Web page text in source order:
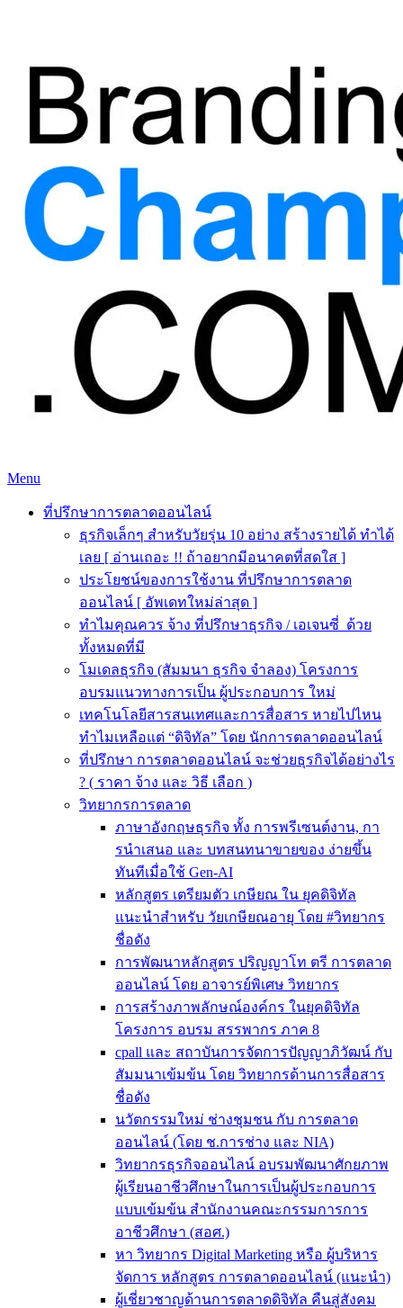
จ้าง "
Skip
content
Menu
ที่ปรึกษาการตลาดออนไลน์
ธุรกิจเล็กๆ สำหรับวัยรุ่น 10 อย่าง สร้างรายได้ ทำได้
เลย [ อ่านเถอะ !! ถ้าอยากมีอนาคตที่สดใส ]
ประโยชน์ของการใช้งาน ที่ปรึกษาการตลาด
ออนไลน์ [ อัพเดทใหม่ล่าสุด ]
ทำไมคุณควร จ้าง ที่ปรึกษาธุรกิจ / เอเจนซี่ ด้วย
ทั้งหมดที่มี
โมเดลธุรกิจ (สัมมนา ธุรกิจ จำลอง) โครงการ
อบรมแนวทางการเป็น ผู้ประกอบการ ใหม่
เทคโนโลยีสารสนเทศและการสื่อสาร หายไปไหน
ทำไมเหลือแต่ “ดิจิทัล” โดย นักการตลาดออนไลน์
ที่ปรึกษา การตลาดออนไลน์ จะช่วยธุรกิจได้อย่างไร
? ( ราคา จ้าง และ วิธี เลือก )
วิทยากรการตลาด
ภาษาอังกฤษธุรกิจ ทั้ง การพรีเซนต์งาน, กา
รนําเสนอ และ บทสนทนาขายของ ง่ายขึ้น
ทันทีเมื่อใช้ Gen-AI
หลักสูตร เตรียมตัว เกษียณ ใน ยุคดิจิทัล
แนะนำสำหรับ วัยเกษียณอายุ โดย #วิทยากร
ชื่อดัง
การพัฒนาหลักสูตร ปริญญาโท ตรี การตลาด
ออนไลน์ โดย อาจารย์พิเศษ วิทยากร
การสร้างภาพลักษณ์องค์กร ในยุคดิจิทัล
โครงการ อบรม สรรพากร ภาค 8
cpall และ สถาบันการจัดการปัญญาภิวัฒน์ กับ
สัมมนาเข้มข้น โดย วิทยากรด้านการสื่อสาร
ชื่อดัง
นวัตกรรมใหม่ ช่างชุมชน กับ การตลาด
ออนไลน์ (โดย ช.การช่าง และ NIA)
วิทยากรธุรกิจออนไลน์ อบรมพัฒนาศักยภาพ
ผู้เรียนอาชีวศึกษาในการเป็นผู้ประกอบการ
แบบเข้มข้น สำนักงานคณะกรรมการการ
อาชีวศึกษา (สอศ.)
หา วิทยากร Digital Marketing หรือ ผู้บริหาร
จัดการ หลักสูตร การตลาดออนไลน์ (แนะนำ)
ผู้เชี่ยวชาญด้านการตลาดดิจิทัล คืนสู่สังคม